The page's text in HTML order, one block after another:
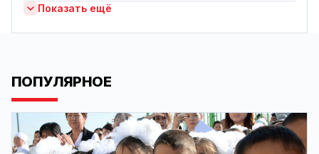
Показать ещё
ПОПУЛЯРНОЕ